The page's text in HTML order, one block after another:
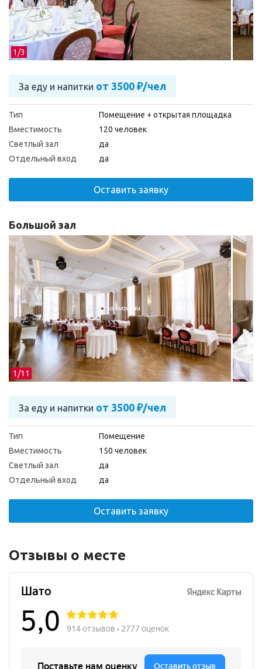
1/3
За еду и напитки от 3500 ₽/чел
Тип
Помещение + открытая площадка
Вместимость
120 человек
Светлый зал
да
Отдельный вход
да
Оставить заявку
1/11
Большой зал
За еду и напитки от 3500 ₽/чел
Тип
Помещение
Вместимость
150 человек
Светлый зал
да
Отдельный вход
да
Оставить заявку
Отзывы о месте